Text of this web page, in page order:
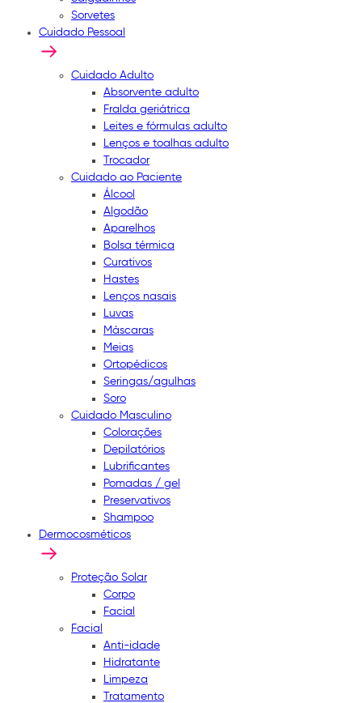
Sorvetes
Cuidado Pessoal
Cuidado Adulto
Absorvente adulto
Fralda geriátrica
Leites e fórmulas adulto
Lenços e toalhas adulto
Trocador
Cuidado ao Paciente
Álcool
Algodão
Aparelhos
Bolsa térmica
Curativos
Hastes
Lenços nasais
Luvas
Máscaras
Meias
Ortopédicos
Seringas/agulhas
Soro
Cuidado Masculino
Colorações
Depilatórios
Lubrificantes
Pomadas / gel
Preservativos
Shampoo
Dermocosméticos
Proteção Solar
Corpo
Facial
Facial
Anti-idade
Hidratante
Limpeza
Tratamento